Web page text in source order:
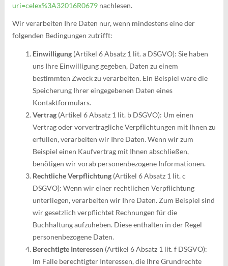
uri=celex%3A32016R0679nachlesen.
Wir verarbeiten Ihre Daten nur, wenn mindestens eine der
folgenden Bedingungen zutrifft:
Einwilligung(Artikel 6 Absatz 1 lit. a DSGVO): Sie haben
uns Ihre Einwilligung gegeben, Daten zu einem
bestimmten Zweck zu verarbeiten. Ein Beispiel wäre die
Speicherung Ihrer eingegebenen Daten eines
Kontaktformulars.
Vertrag(Artikel 6 Absatz 1 lit. b DSGVO): Um einen
Vertrag oder vorvertragliche Verpflichtungen mit Ihnen zu
erfüllen, verarbeiten wir Ihre Daten. Wenn wir zum
Beispiel einen Kaufvertrag mit Ihnen abschließen,
benötigen wir vorab personenbezogene Informationen.
Rechtliche Verpflichtung(Artikel 6 Absatz 1 lit. c
DSGVO): Wenn wir einer rechtlichen Verpflichtung
unterliegen, verarbeiten wir Ihre Daten. Zum Beispiel sind
wir gesetzlich verpflichtet Rechnungen für die
Buchhaltung aufzuheben. Diese enthalten in der Regel
personenbezogene Daten.
Berechtigte Interessen(Artikel 6 Absatz 1 lit. f DSGVO):
Im Falle berechtigter Interessen, die Ihre Grundrechte